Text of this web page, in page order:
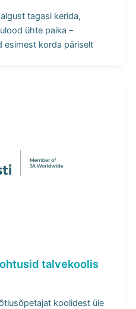
tagasi kerida,
ühte paika –
esimest korda päriselt
talvekoolis
koolidest üle